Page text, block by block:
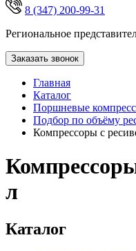
8 (347) 200-99-31
Региональное
Заказать звонок
Главная
Каталог
Поршневые
Подбор по объёму
Компрессоры с
л
Каталог